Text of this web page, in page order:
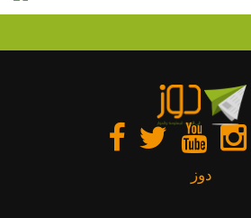
دوز